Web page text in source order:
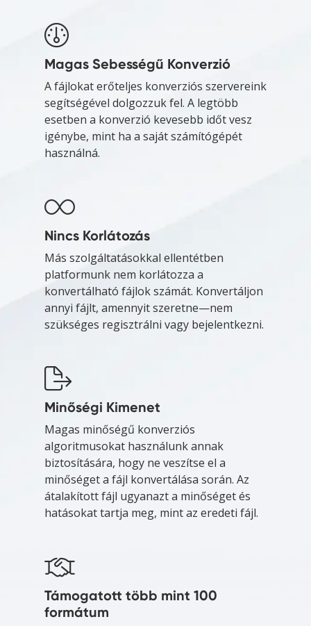
Magas Sebességű Konverzió
A fájlokat erőteljes konverziós szervereink
segítségével dolgozzuk fel. A legtöbb
esetben a konverzió kevesebb időt vesz
igénybe, mint ha a saját számítógépét
használná.
Nincs Korlátozás
Más szolgáltatásokkal ellentétben
platformunk nem korlátozza a
konvertálható fájlok számát. Konvertáljon
annyi fájlt, amennyit szeretne—nem
szükséges regisztrálni vagy bejelentkezni.
Minőségi Kimenet
Magas minőségű konverziós
algoritmusokat használunk annak
biztosítására, hogy ne veszítse el a
minőséget a fájl konvertálása során. Az
átalakított fájl ugyanazt a minőséget és
hatásokat tartja meg, mint az eredeti fájl.
Támogatott több mint 100
formátum